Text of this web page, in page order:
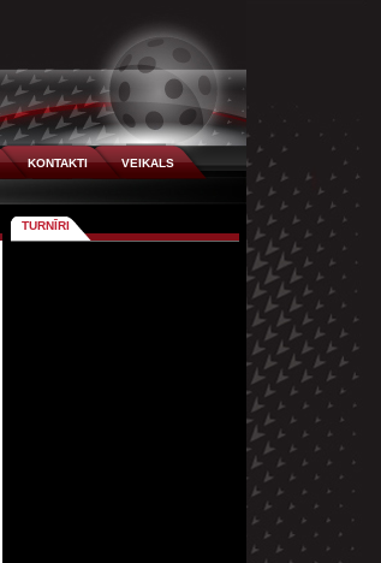
KONTAKTI
VEIKALS
TURNĪRI